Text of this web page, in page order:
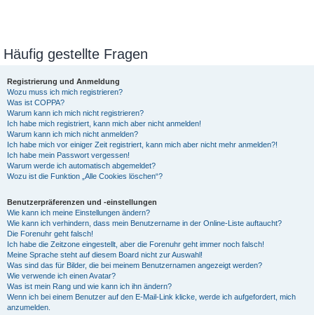
Häufig gestellte Fragen
Registrierung und Anmeldung
Wozu muss ich mich registrieren?
Was ist COPPA?
Warum kann ich mich nicht registrieren?
Ich habe mich registriert, kann mich aber nicht anmelden!
Warum kann ich mich nicht anmelden?
Ich habe mich vor einiger Zeit registriert, kann mich aber nicht mehr anmelden?!
Ich habe mein Passwort vergessen!
Warum werde ich automatisch abgemeldet?
Wozu ist die Funktion „Alle Cookies löschen“?
Benutzerpräferenzen und -einstellungen
Wie kann ich meine Einstellungen ändern?
Wie kann ich verhindern, dass mein Benutzername in der Online-Liste auftaucht?
Die Forenuhr geht falsch!
Ich habe die Zeitzone eingestellt, aber die Forenuhr geht immer noch falsch!
Meine Sprache steht auf diesem Board nicht zur Auswahl!
Was sind das für Bilder, die bei meinem Benutzernamen angezeigt werden?
Wie verwende ich einen Avatar?
Was ist mein Rang und wie kann ich ihn ändern?
Wenn ich bei einem Benutzer auf den E-Mail-Link klicke, werde ich aufgefordert, mich
anzumelden.